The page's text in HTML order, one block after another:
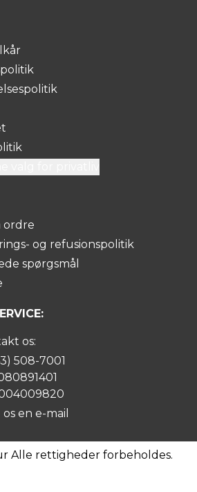
ordre
og refusionspolitik
spørgsmål
os:
508-7001
en e-mail
Alle rettigheder forbeholdes.